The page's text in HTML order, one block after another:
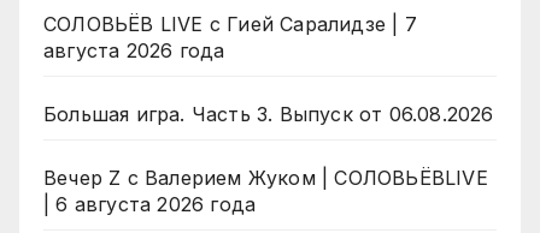
СОЛОВЬЁВ LIVE с Гией Саралидзе | 7
августа 2026 года
Большая игра. Часть 3. Выпуск от 06.08.2026
Вечер Z с Валерием Жуком | СОЛОВЬЁВLIVE
| 6 августа 2026 года